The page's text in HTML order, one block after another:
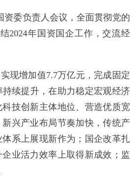
委负责人会议，全面贯彻党的
2024年国资国企工作，交流经
现增加值7.7万亿元，完成固定
续提升，在助力稳定宏观经济
技创新主体地位、营造优质宽
兴产业布局节奏加快，传统产
系上展现新作为；国企改革扎
业活力效率上取得新成效；监